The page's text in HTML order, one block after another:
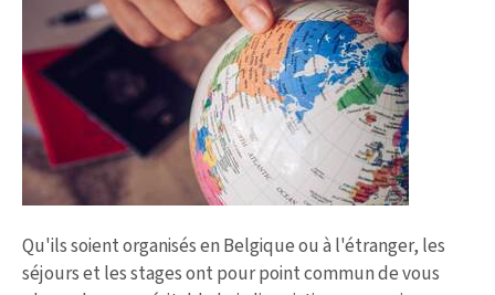
Qu'ils soient organisés en Belgique ou à l'étranger, les
séjours et les stages ont pour point commun de vous